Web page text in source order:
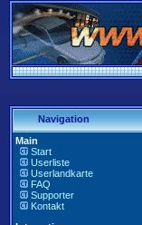
Navigation
Main
Start
Userliste
Userlandkarte
FAQ
Supporter
Kontakt